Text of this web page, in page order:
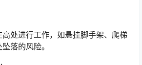
处进行工作，如悬挂脚手架、爬梯
落的风险。